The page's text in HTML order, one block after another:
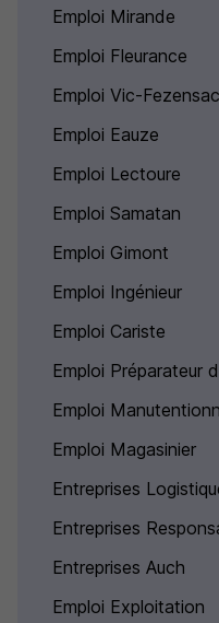
Emploi Mirande
Emploi Fleurance
Emploi Vic-Fezensac
Emploi Eauze
Emploi Lectoure
Emploi Samatan
Emploi Gimont
Emploi Ingénieur
Emploi Cariste
Emploi Préparateur
Emploi
Emploi Magasinier
Entreprises
Entreprises
Entreprises Auch
Emploi Exploitation